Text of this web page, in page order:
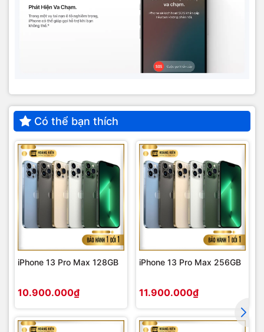
Có thể bạn thích
iPhone 13 Pro Max 128GB
10.900.000₫
iPhone 13 Pro Max 256GB
11.900.000₫